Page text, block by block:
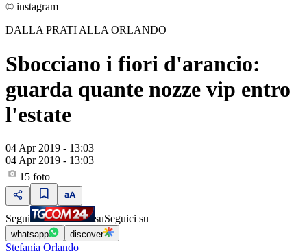
© instagram
DALLA PRATI ALLA ORLANDO
Sbocciano i fiori d'arancio:
guarda quante nozze vip entro
l'estate
04 Apr 2019 - 13:03
04 Apr 2019 - 13:03
15 foto
Segui suSeguici su
whatsapp discover
Stefania Orlando